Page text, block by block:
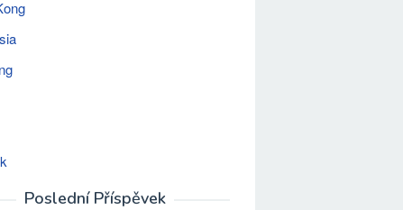
Poslední Příspěvek